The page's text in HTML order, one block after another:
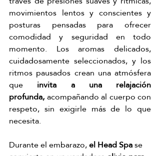
movimientos lentos y conscientes y
posturas pensadas para ofrecer
comodidad y seguridad en todo
momento. Los aromas delicados,
cuidadosamente seleccionados, y los
ritmos pausados crean una atmósfera
que invita a una relajación
profunda, acompañando al cuerpo con
respeto, sin exigirle más de lo que
necesita.
Durante el embarazo, el Head Spa se